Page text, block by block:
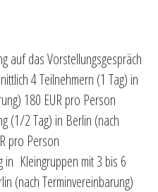
auf das Vorstellungsgespräch
4 Teilnehmern (1 Tag) in
180 EUR pro Person
(1/2 Tag) in Berlin (nach
pro Person
in Kleingruppen mit 3 bis 6
(nach Terminvereinbarung)